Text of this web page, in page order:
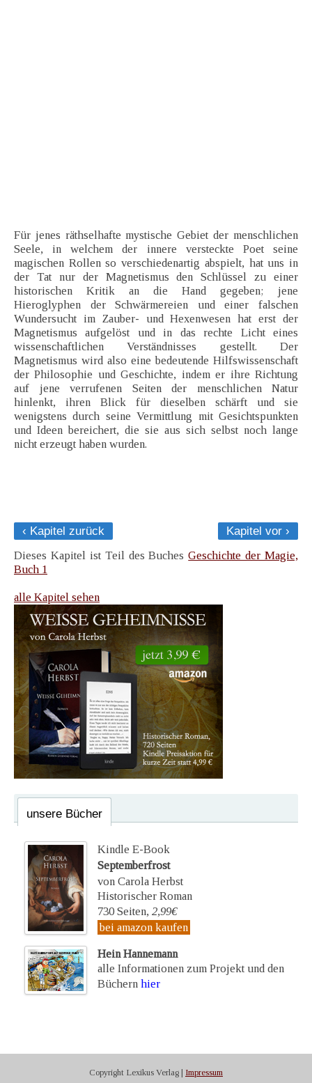
Für jenes räthselhafte mystische Gebiet der menschlichen
Seele, in welchem der innere versteckte Poet seine
magischen Rollen so verschiedenartig abspielt, hat uns in
der Tat nur der Magnetismus den Schlüssel zu einer
historischen Kritik an die Hand gegeben; jene
Hieroglyphen der Schwärmereien und einer falschen
Wundersucht im Zauber- und Hexenwesen hat erst der
Magnetismus aufgelöst und in das rechte Licht eines
wissenschaftlichen Verständnisses gestellt. Der
Magnetismus wird also eine bedeutende Hilfswissenschaft
der Philosophie und Geschichte, indem er ihre Richtung
auf jene verrufenen Seiten der menschlichen Natur
hinlenkt, ihren Blick für dieselben schärft und sie
wenigstens durch seine Vermittlung mit Gesichtspunkten
und Ideen bereichert, die sie aus sich selbst noch lange
nicht erzeugt haben wurden.
‹ Kapitel zurück
Kapitel vor ›
Dieses Kapitel ist Teil des BuchesGeschichte der Magie,
Buch 1
alle Kapitel sehen
unsere Bücher
Kindle E-Book
Septemberfrost
von Carola Herbst
Historischer Roman
730 Seiten, 2,99€
bei amazon kaufen
Hein Hannemann
alle Informationen zum Projekt und den
Büchern hier
Copyright Lexikus Verlag | Impressum